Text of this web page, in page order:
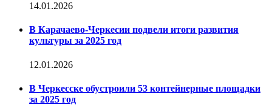
14.01.2026
В Карачаево-Черкесии подвели итоги развития
культуры за 2025 год
12.01.2026
В Черкесске обустроили 53 контейнерные площадки
за 2025 год